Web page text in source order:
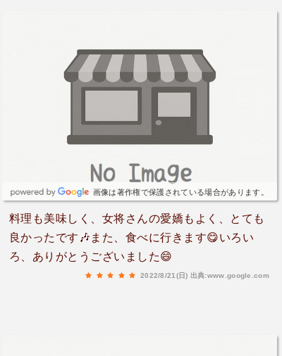
画像は著作権で保護されている場合があります。
料理も美味しく、女将さんの愛嬌もよく、とても
良かったです🎶また、食べに行きます😋いろい
ろ、ありがとうございました😄
2022/8/21(日) 出典:www.google.com